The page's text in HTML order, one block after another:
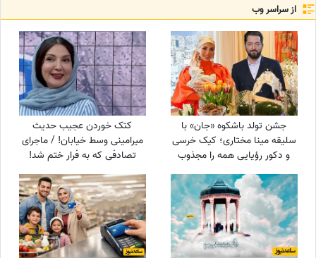
از سراسر وب
جشن تولد باشکوه «جان» با
سلیقه مینا مختاری؛ کیک خرسی
و دکور رؤیایی همه را مجذوب
کتک خوردن عجیب حدیث
میرامینی وسط خیابان! / ماجرای
تصادفی که به فرار ختم شد!